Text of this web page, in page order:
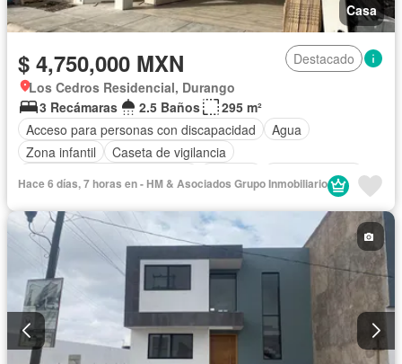
Casa
$ 4,750,000 MXN
Destacado
Los Cedros Residencial, Durango
3 Recámaras
2.5 Baños
295 m²
Acceso para personas con discapacidad
Agua
Zona infantil
Caseta de vigilancia
Cocina integral
Cuarto de servicio
Electricidad
Estacionamiento
Internet Jardín
Recámara con closet
Sala polivalente
Seguridad Televisión por cable
Wifi
Zonas verdes
Sin amueblar
Hace 6 días, 7 horas en - HM & Asociados Grupo Inmobiliario